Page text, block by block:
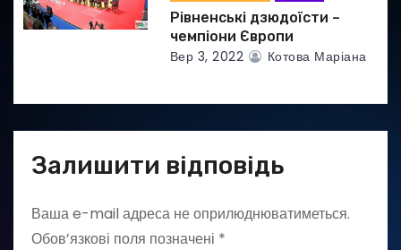
Рівненські дзюдоїсти –
чемпіони Європи
Вер 3, 2022 Котова Маріана
Залишити відповідь
Ваша e-mail адреса не оприлюднюватиметься.
Обов’язкові поля позначені *